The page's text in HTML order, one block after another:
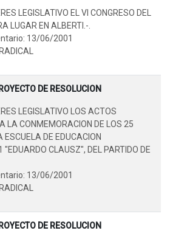
LEGISLATIVO EL VI CONGRESO DEL
LUGAR EN ALBERTI.-.
13/06/2001
DE RESOLUCION
LEGISLATIVO LOS ACTOS
LA CONMEMORACION DE LOS 25
DE EDUCACION
"EDUARDO CLAUSZ", DEL PARTIDO DE
13/06/2001
DE RESOLUCION